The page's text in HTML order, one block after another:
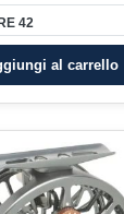
42
al carrello